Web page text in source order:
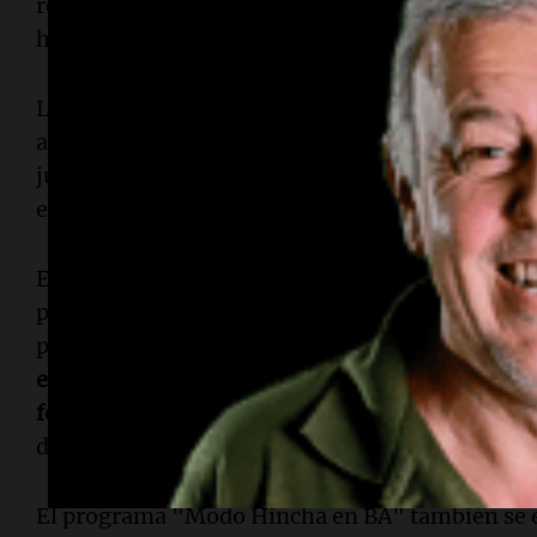
hinchas a sus hogares.
La Plaza Seeber será el epicentro de la emoción
acceder por la Av. Libertador y Sarmiento.
julio, el horario será de 12 a 20, con jornadas
espera que el predio reciba a 15 mil personas.
El pantalla gigante para
partidos de la Selección argentina, junto a un
proyectará notas en vivo e imágenes del
entretenimiento
con shows en vivo y
fotográficos
donde los asistentes podrán
del Mundo.
El programa "Modo Hincha en BA" también se